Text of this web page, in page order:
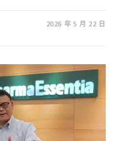
2026 年 5 月 22 日